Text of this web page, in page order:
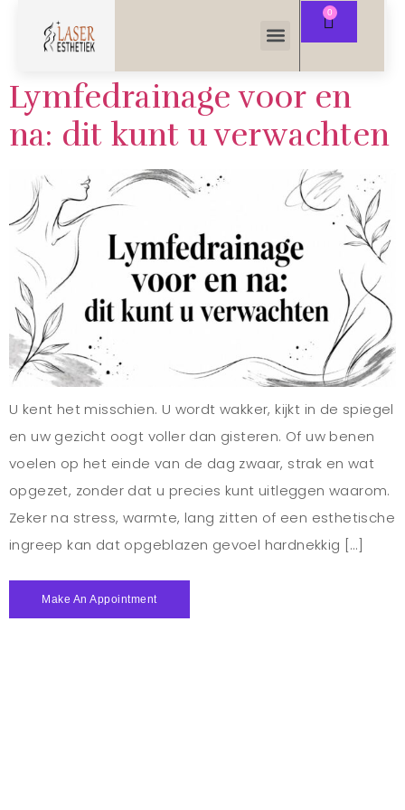
Lymfedrainage voor en
na: dit kunt u verwachten
U kent het misschien. U wordt wakker, kijkt in de spiegel
en uw gezicht oogt voller dan gisteren. Of uw benen
voelen op het einde van de dag zwaar, strak en wat
opgezet, zonder dat u precies kunt uitleggen waarom.
Zeker na stress, warmte, lang zitten of een esthetische
ingreep kan dat opgeblazen gevoel hardnekkig […]
Make An Appointment